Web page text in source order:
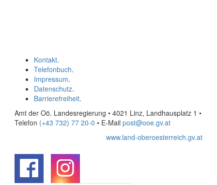
Kontakt.
Telefonbuch.
Impressum.
Datenschutz.
Barrierefreiheit.
Amt der Oö. Landesregierung • 4021 Linz, Landhausplatz 1 •
Telefon (+43 732) 77 20-0 • E-Mail post@ooe.gv.at
www.land-oberoesterreich.gv.at